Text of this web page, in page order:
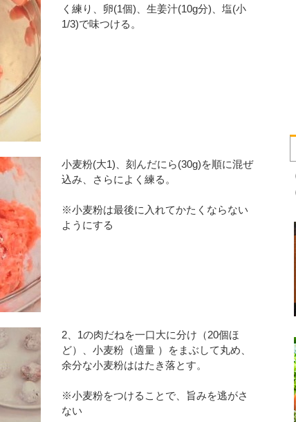
く練り、卵(1個)、生姜汁(10g分)、塩(小
1/3)で味つける。
小麦粉(大1)、刻んだにら(30g)を順に混ぜ
込み、さらによく練る。
※小麦粉は最後に入れてかたくならない
ようにする
2、1の肉だねを一口大に分け（20個ほ
ど）、小麦粉（適量 ）をまぶして丸め、
余分な小麦粉ははたき落とす。
※小麦粉をつけることで、旨みを逃がさ
ない